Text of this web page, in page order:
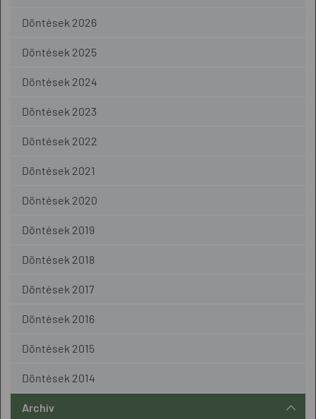
Döntések 2026
Döntések 2025
Döntések 2024
Döntések 2023
Döntések 2022
Döntések 2021
Döntések 2020
Döntések 2019
Döntések 2018
Döntések 2017
Döntések 2016
Döntések 2015
Döntések 2014
Archív